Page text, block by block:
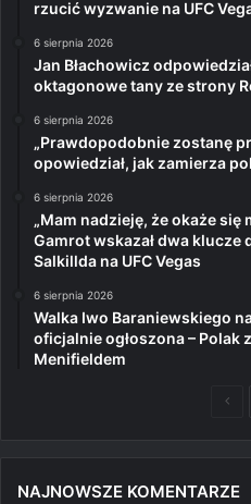
rzucić wyzwanie na UFC
6 sierpnia 2026
Jan Błachowicz
oktagonowe tany ze strony
6 sierpnia 2026
„Prawdopodobnie zostanę
opowiedział, jak zamierza
6 sierpnia 2026
„Mam nadzieję, że okaże się
Gamrot wskazał dwa klucze
Salkillda na UFC Vegas
6 sierpnia 2026
Walka Iwo Baraniewskiego
oficjalnie ogłoszona – Polak
Menifieldem
NAJNOWSZE KOMENTARZE